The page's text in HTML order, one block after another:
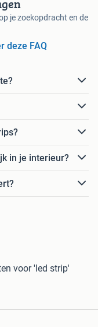
je zoekopdracht en de
deze FAQ
in je interieur?
voor 'led strip'